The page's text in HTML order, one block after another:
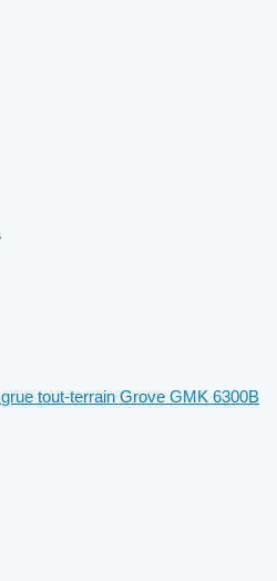
grue tout-terrain Grove GMK 6300B